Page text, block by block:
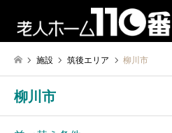
施設 筑後エリア 柳川市
柳川市